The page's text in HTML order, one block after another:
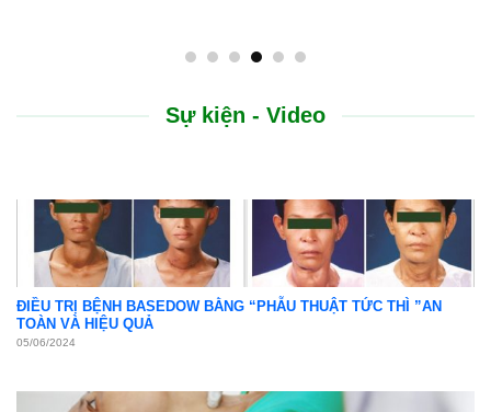
Sự kiện - Video
ĐIỀU TRỊ BỆNH BASEDOW BẰNG “PHẪU THUẬT TỨC THÌ ”AN
TOÀN VÀ HIỆU QUẢ
05/06/2024